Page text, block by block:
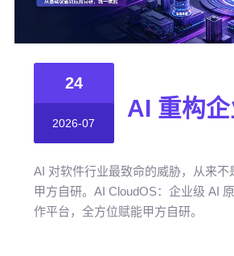
24
2026-07
AI 对软件行业最致命的威胁，从来不
甲方自研。AI CloudOS：企业级 AI
作平台，全方位赋能甲方自研。